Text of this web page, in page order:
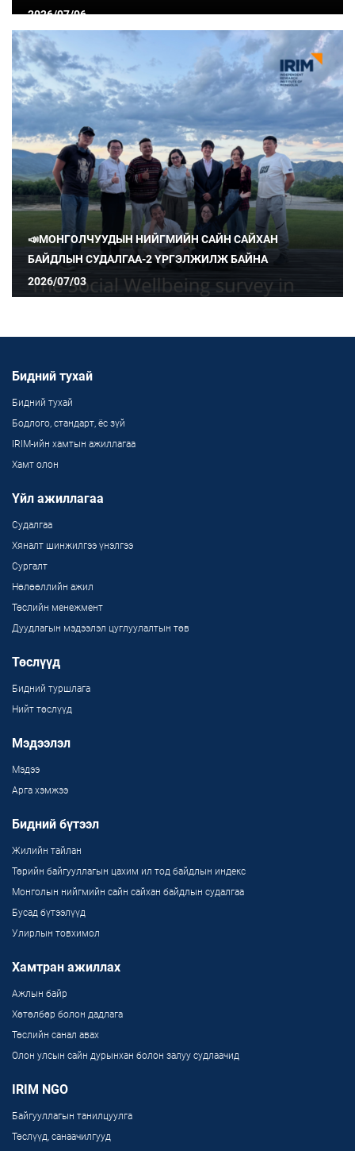
СУРГАМЖИЙГ ХУВААЛЦЛАА
2026/07/06
📣МОНГОЛЧУУДЫН НИЙГМИЙН САЙН САЙХАН
БАЙДЛЫН СУДАЛГАА-2 ҮРГЭЛЖИЛЖ БАЙНА
2026/07/03
Бидний тухай
Бидний тухай
Бодлого, стандарт, ёс зүй
IRIM-ийн хамтын ажиллагаа
Хамт олон
Үйл ажиллагаа
Судалгаа
Хяналт шинжилгээ үнэлгээ
Сургалт
Нөлөөллийн ажил
Төслийн менежмент
Дуудлагын мэдээлэл цуглуулалтын төв
Төслүүд
Бидний туршлага
Нийт төслүүд
Мэдээлэл
Мэдээ
Арга хэмжээ
Бидний бүтээл
Жилийн тайлан
Төрийн байгууллагын цахим ил тод байдлын индекс
Монголын нийгмийн сайн сайхан байдлын судалгаа
Бусад бүтээлүүд
Улирлын товхимол
Хамтран ажиллах
Ажлын байр
Хөтөлбөр болон дадлага
Төслийн санал авах
Олон улсын сайн дурынхан болон залуу судлаачид
IRIM NGO
Байгууллагын танилцуулга
Төслүүд, санаачилгууд